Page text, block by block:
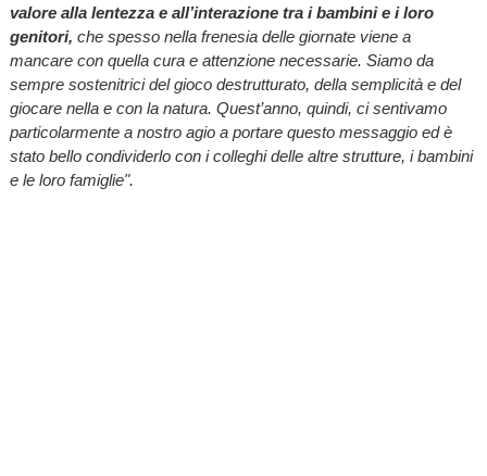
valore alla lentezza e all’interazione tra i bambini e i loro
genitori, che spesso nella frenesia delle giornate viene a
mancare con quella cura e attenzione necessarie. Siamo da
sempre sostenitrici del gioco destrutturato, della semplicità e del
giocare nella e con la natura. Quest’anno, quindi, ci sentivamo
particolarmente a nostro agio a portare questo messaggio ed è
stato bello condividerlo con i colleghi delle altre strutture, i bambini
e le loro famiglie".